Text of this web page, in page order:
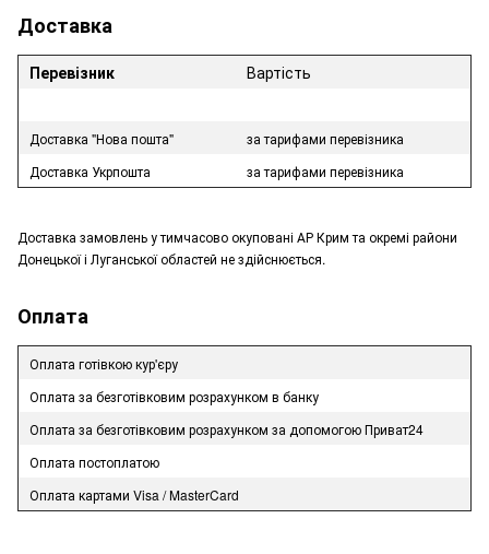
Доставка
Перевізник Вартість
Доставка "Нова пошта"
за тарифами перевізника
Доставка Укрпошта
за тарифами перевізника
Доставка замовлень у тимчасово окуповані АР Крим та окремі райони
Донецької і Луганської областей не здійснюється.
Оплата
Оплата готівкою кур'єру
Оплата за безготівковим розрахунком в банку
Оплата за безготівковим розрахунком за допомогою Приват24
Оплата постоплатою
Оплата картами Visa / MasterCard